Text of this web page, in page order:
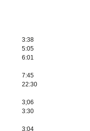
3:38
5:05
6:01
7:45
22:30
3;06
3:30
3:04